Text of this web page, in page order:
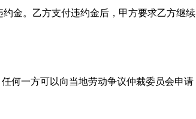
金。乙方支付违约金后，甲方要求乙方继续
何一方可以向当地劳动争议仲裁委员会申请